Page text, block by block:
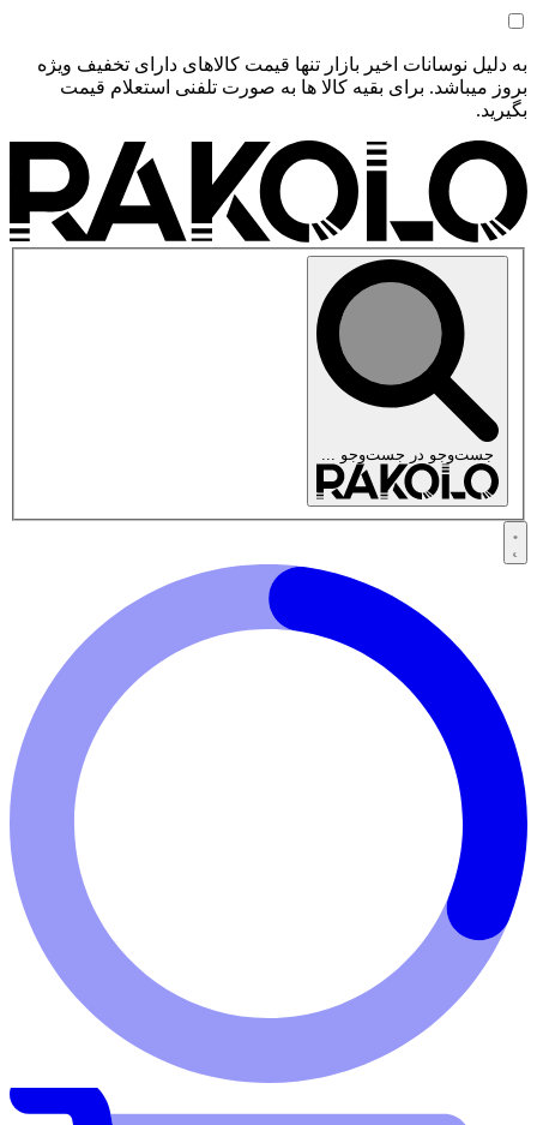
به دلیل نوسانات اخیر بازار تنها قیمت کالاهای دارای تخفیف ویژه
بروز میباشد. برای بقیه کالا ها به صورت تلفنی استعلام قیمت
بگیرید.
جست‌وجو در جست‌وجو ...